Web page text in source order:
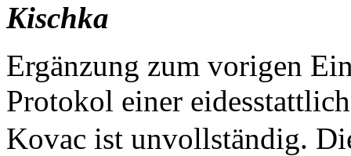
Kischka
Ergänzung zum vorigen
Protokol einer
Kovac ist unvollständig.